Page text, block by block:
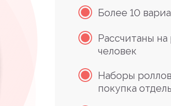
Более 10
Рассчитаны
человек
Наборы
покупка